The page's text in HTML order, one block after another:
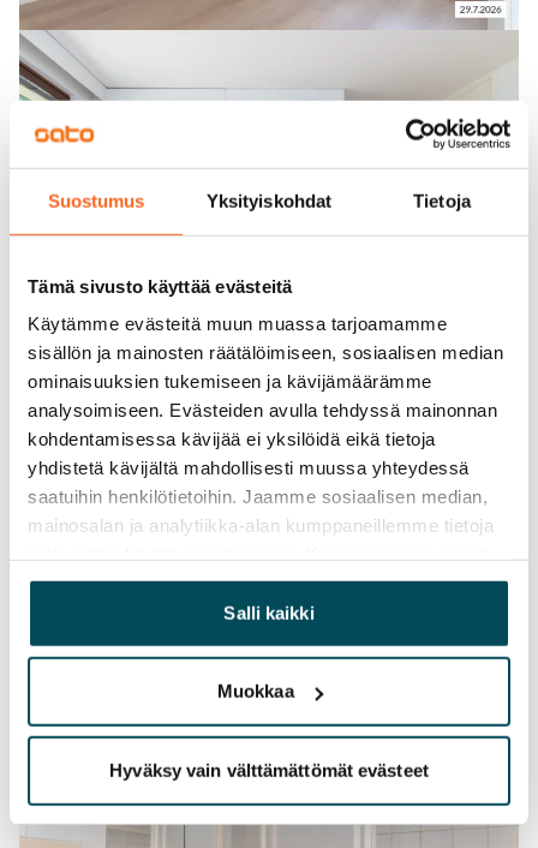
Suostumus Yksityiskohdat Tietoja
Tämä sivusto käyttää evästeitä
Käytämme evästeitä muun muassa tarjoamamme
sisällön ja mainosten räätälöimiseen, sosiaalisen median
ominaisuuksien tukemiseen ja kävijämäärämme
analysoimiseen. Evästeiden avulla tehdyssä mainonnan
kohdentamisessa kävijää ei yksilöidä eikä tietoja
yhdistetä kävijältä mahdollisesti muussa yhteydessä
saatuihin henkilötietoihin. Jaamme sosiaalisen median,
mainosalan ja analytiikka-alan kumppaneillemme tietoja
yhdistää näitä tietoja muihin tietoihin, joita olet antanut
heille tai joita on kerätty, kun olet käyttänyt heidän
palvelujaan.
Salli kaikki
Muokkaa
Hyväksy vain välttämättömät evästeet